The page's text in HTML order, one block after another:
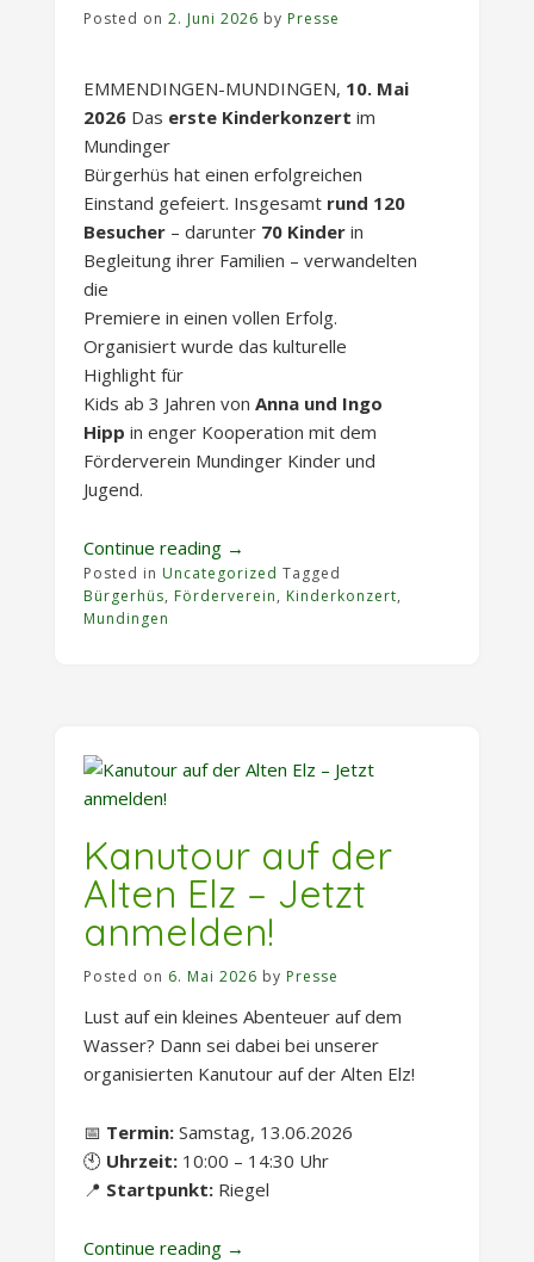
Posted on 2. Juni 2026 by Presse
EMMENDINGEN-MUNDINGEN, 10. Mai
2026 Das erste Kinderkonzert im
Mundinger
Bürgerhüs hat einen erfolgreichen
Einstand gefeiert. Insgesamt rund 120
Besucher – darunter 70 Kinder in
Begleitung ihrer Familien – verwandelten
die
Premiere in einen vollen Erfolg.
Organisiert wurde das kulturelle
Highlight für
Kids ab 3 Jahren von Anna und Ingo
Hipp in enger Kooperation mit dem
Förderverein Mundinger Kinder und
Jugend.
Continue reading „Kinderkonzert
in
Mundingen
→
Posted in Uncategorized Tagged
Bürgerhüs, Förderverein, Kinderkonzert,
Mundingen
Kanutour auf der
Alten Elz – Jetzt
anmelden!
Posted on 6. Mai 2026 by Presse
Lust auf ein kleines Abenteuer auf dem
Wasser? Dann sei dabei bei unserer
organisierten Kanutour auf der Alten Elz!
📅 Termin: Samstag, 13.06.2026
🕙 Uhrzeit: 10:00 – 14:30 Uhr
📍 Startpunkt: Riegel
Continue reading „Kanutour
→